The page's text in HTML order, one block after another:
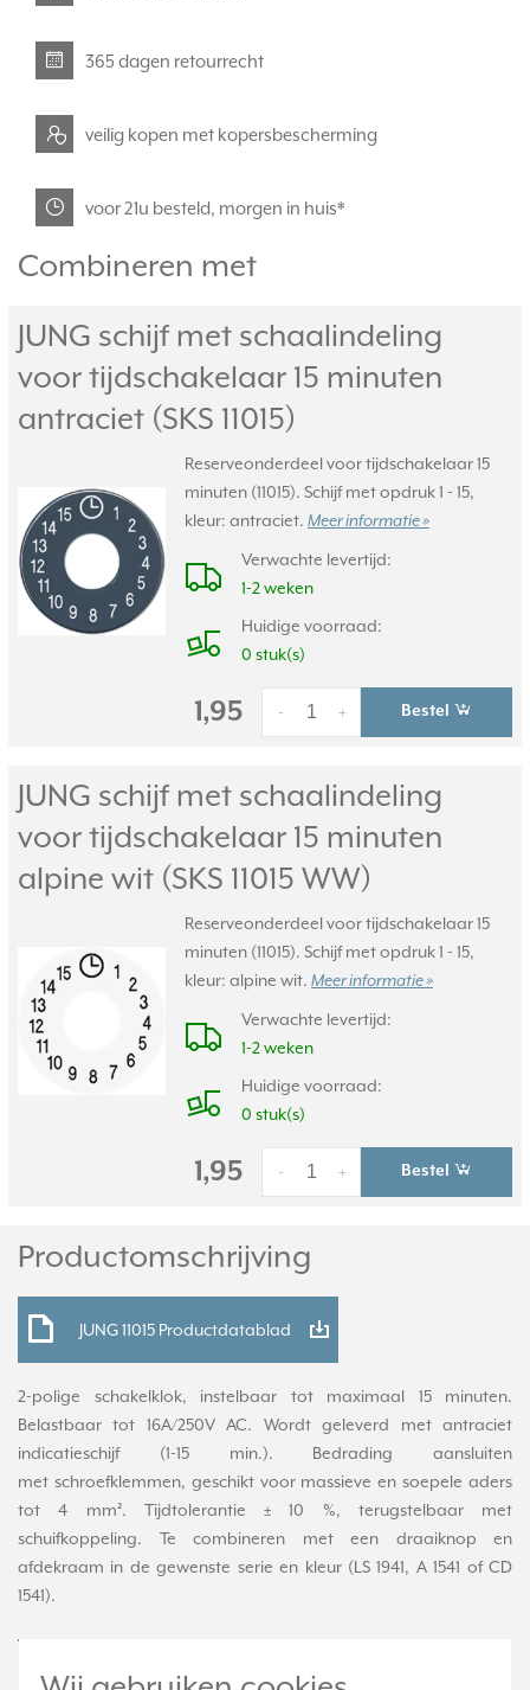
365 dagen retourrecht
veilig kopen met kopersbescherming
voor 21u besteld, morgen in huis*
Combineren met
JUNG schijf met schaalindeling
voor tijdschakelaar 15 minuten
antraciet (SKS 11015)
Reserveonderdeel voor tijdschakelaar 15
minuten (11015). Schijf met opdruk 1 - 15,
kleur: antraciet. Meer informatie »
Verwachte levertijd:
1-2 weken
Huidige voorraad:
0 stuk(s)
1,95 +
- Bestel
JUNG schijf met schaalindeling
voor tijdschakelaar 15 minuten
alpine wit (SKS 11015 WW)
Reserveonderdeel voor tijdschakelaar 15
minuten (11015). Schijf met opdruk 1 - 15,
kleur: alpine wit. Meer informatie »
Verwachte levertijd:
1-2 weken
Huidige voorraad:
0 stuk(s)
1,95 +
- Bestel
Productomschrijving
JUNG 11015 Productdatablad
2-polige schakelklok, instelbaar tot maximaal 15 minuten.
Belastbaar tot 16A/250V AC. Wordt geleverd met antraciet
indicatieschijf (1-15 min.). Bedrading aansluiten
met schroefklemmen, geschikt voor massieve en soepele aders
tot 4 mm². Tijdtolerantie ± 10 %, terugstelbaar met
schuifkoppeling. Te combineren met een draaiknop en
afdekraam in de gewenste serie en kleur (LS 1941, A 1541 of CD
1541).
Technische specificaties